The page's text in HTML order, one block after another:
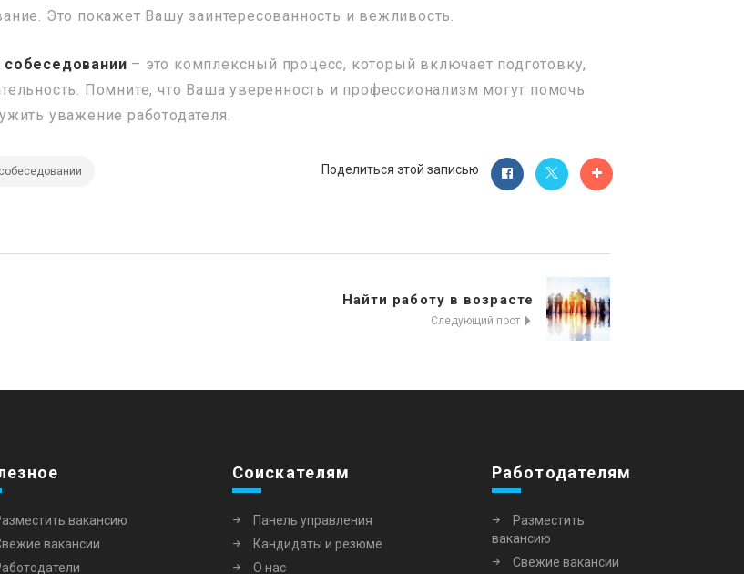
Это покажет Вашу заинтересованность и вежливость.
собеседовании – это комплексный процесс, который включает подготовку,
Помните, что Ваша уверенность и профессионализм могут помочь
уважение работодателя.
Поделиться этой записью
Найти работу в возрасте
Следующий пост
вакансию
вакансии
Соискателям
Панель управления
Кандидаты и резюме
О нас
Работодателям
Разместить
вакансию
Свежие вакансии